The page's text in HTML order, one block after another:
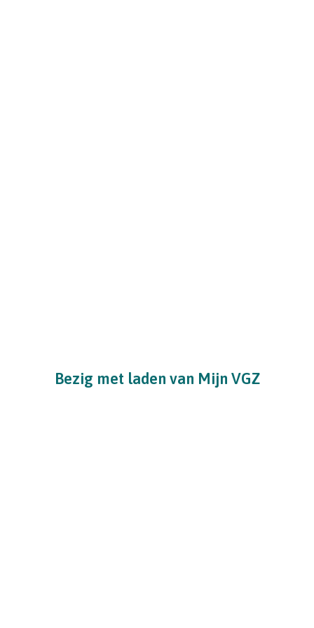
Bezig met laden van Mijn VGZ